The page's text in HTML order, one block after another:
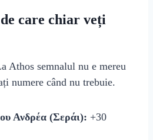
care chiar veți
Athos semnalul nu e mereu
numere când nu trebuie.
Ανδρέα (Σεράι): +30